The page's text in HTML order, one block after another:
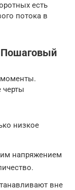
есть
потока в
Пошаговый
черты
низкое
напряжением
вне